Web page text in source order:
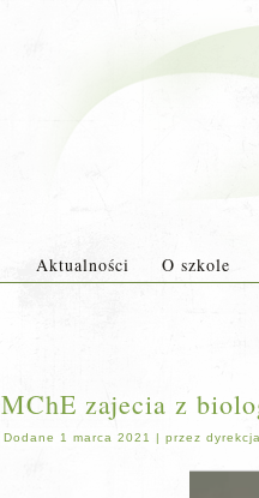
Aktualności O szkole
MChE zajecia z
Dodane 1 marca 2021 | przez dyrekcja